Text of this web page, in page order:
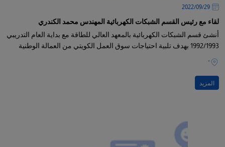
29‏/09‏/2022
لقاء مع رئيس القسم الشبكات الكهربائية المهندس محمد الكندري
أنشئ قسم الشبكات الكهربائية بالمعهد العالي للطاقة مع بداية العام التدريبي
1992/1993 بهدف تلبية احتياجات سوق العمل الكويتي من العمالة الوطنية
-
المزيد